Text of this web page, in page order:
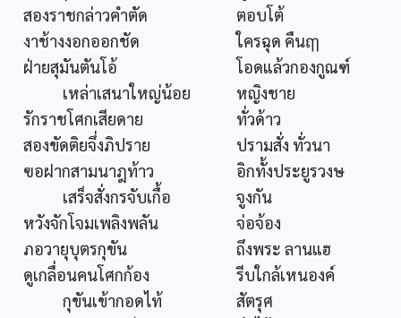
สองราชกล่าวคำตัด
ตอบโต้
งาช้างงอกออกชัด
ใครฉุด คืนฤๅ
ฝ่ายสุมันตันโอ้
โอดแล้วกองกูณฑ์
เหล่าเสนาใหญ่น้อย
หญิงชาย
รักราชโศกเสียดาย
ทั่วด้าว
สองขัดติยจึ่งภิปราย
ปรามสั่ง ทั่วนา
ฃอฝากสามนาฎท้าว
อิกทั้งประยูรวงษ
เสร็จสั่งกรจับเกื้อ
จูงกัน
หวังจักโจมเพลิงพลัน
จ่อจ้อง
ภอวายุบุตรกุขัน
ถึงพระ ลานแฮ
ดูเกลื่อนคนโศกก้อง
รีบใกล้เหนองค์
กุขันเข้ากอดไท้
สัตรุศ